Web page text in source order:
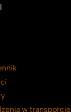
w transporcie